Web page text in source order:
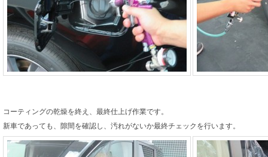
コーティングの乾燥を終え、最終仕上げ作業です。
新車であっても、隙間を確認し、汚れがないか最終チェックを行います。